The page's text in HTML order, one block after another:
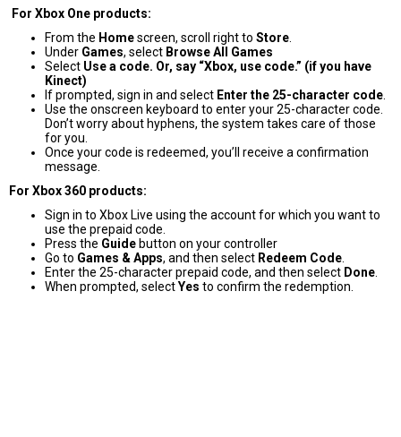
For Xbox One products:
From the Homescreen, scroll right to Store
Under Games, select Browse All Games
Select Use a code. Or, say “Xbox, use code.” (if you have
Kinect)
If prompted, sign in and select Enter the 25-character code
Use the onscreen keyboard to enter your 25-character code.
Don’t worry about hyphens, the system takes care of those
for you.
Once your code is redeemed, you’ll receive a confirmation
message.
For Xbox 360 products:
Sign in to Xbox Live using the account for which you want to
use the prepaid code.
Press the Guidebutton on your controller
Go to Games & Apps, and then select Redeem Code
Enter the 25-character prepaid code, and then select Done
When prompted, selectYes to confirm the redemption.